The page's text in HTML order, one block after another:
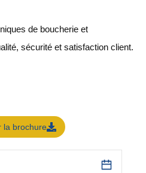
de boucherie et
sécurité et satisfaction client.
la brochure